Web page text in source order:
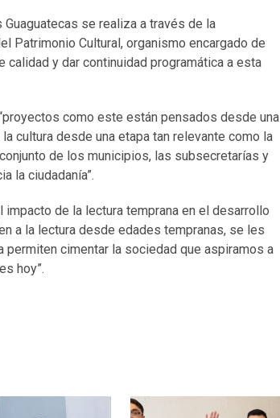
se realiza a través de la
Patrimonio Cultural, organismo encargado de
y dar continuidad programática a esta
como este están pensados desde una
cultura desde una etapa tan relevante como la
de los municipios, las subsecretarías y
la ciudadanía”.
de la lectura temprana en el desarrollo
a la lectura desde edades tempranas, se les
cimentar la sociedad que aspiramos a
hoy”.